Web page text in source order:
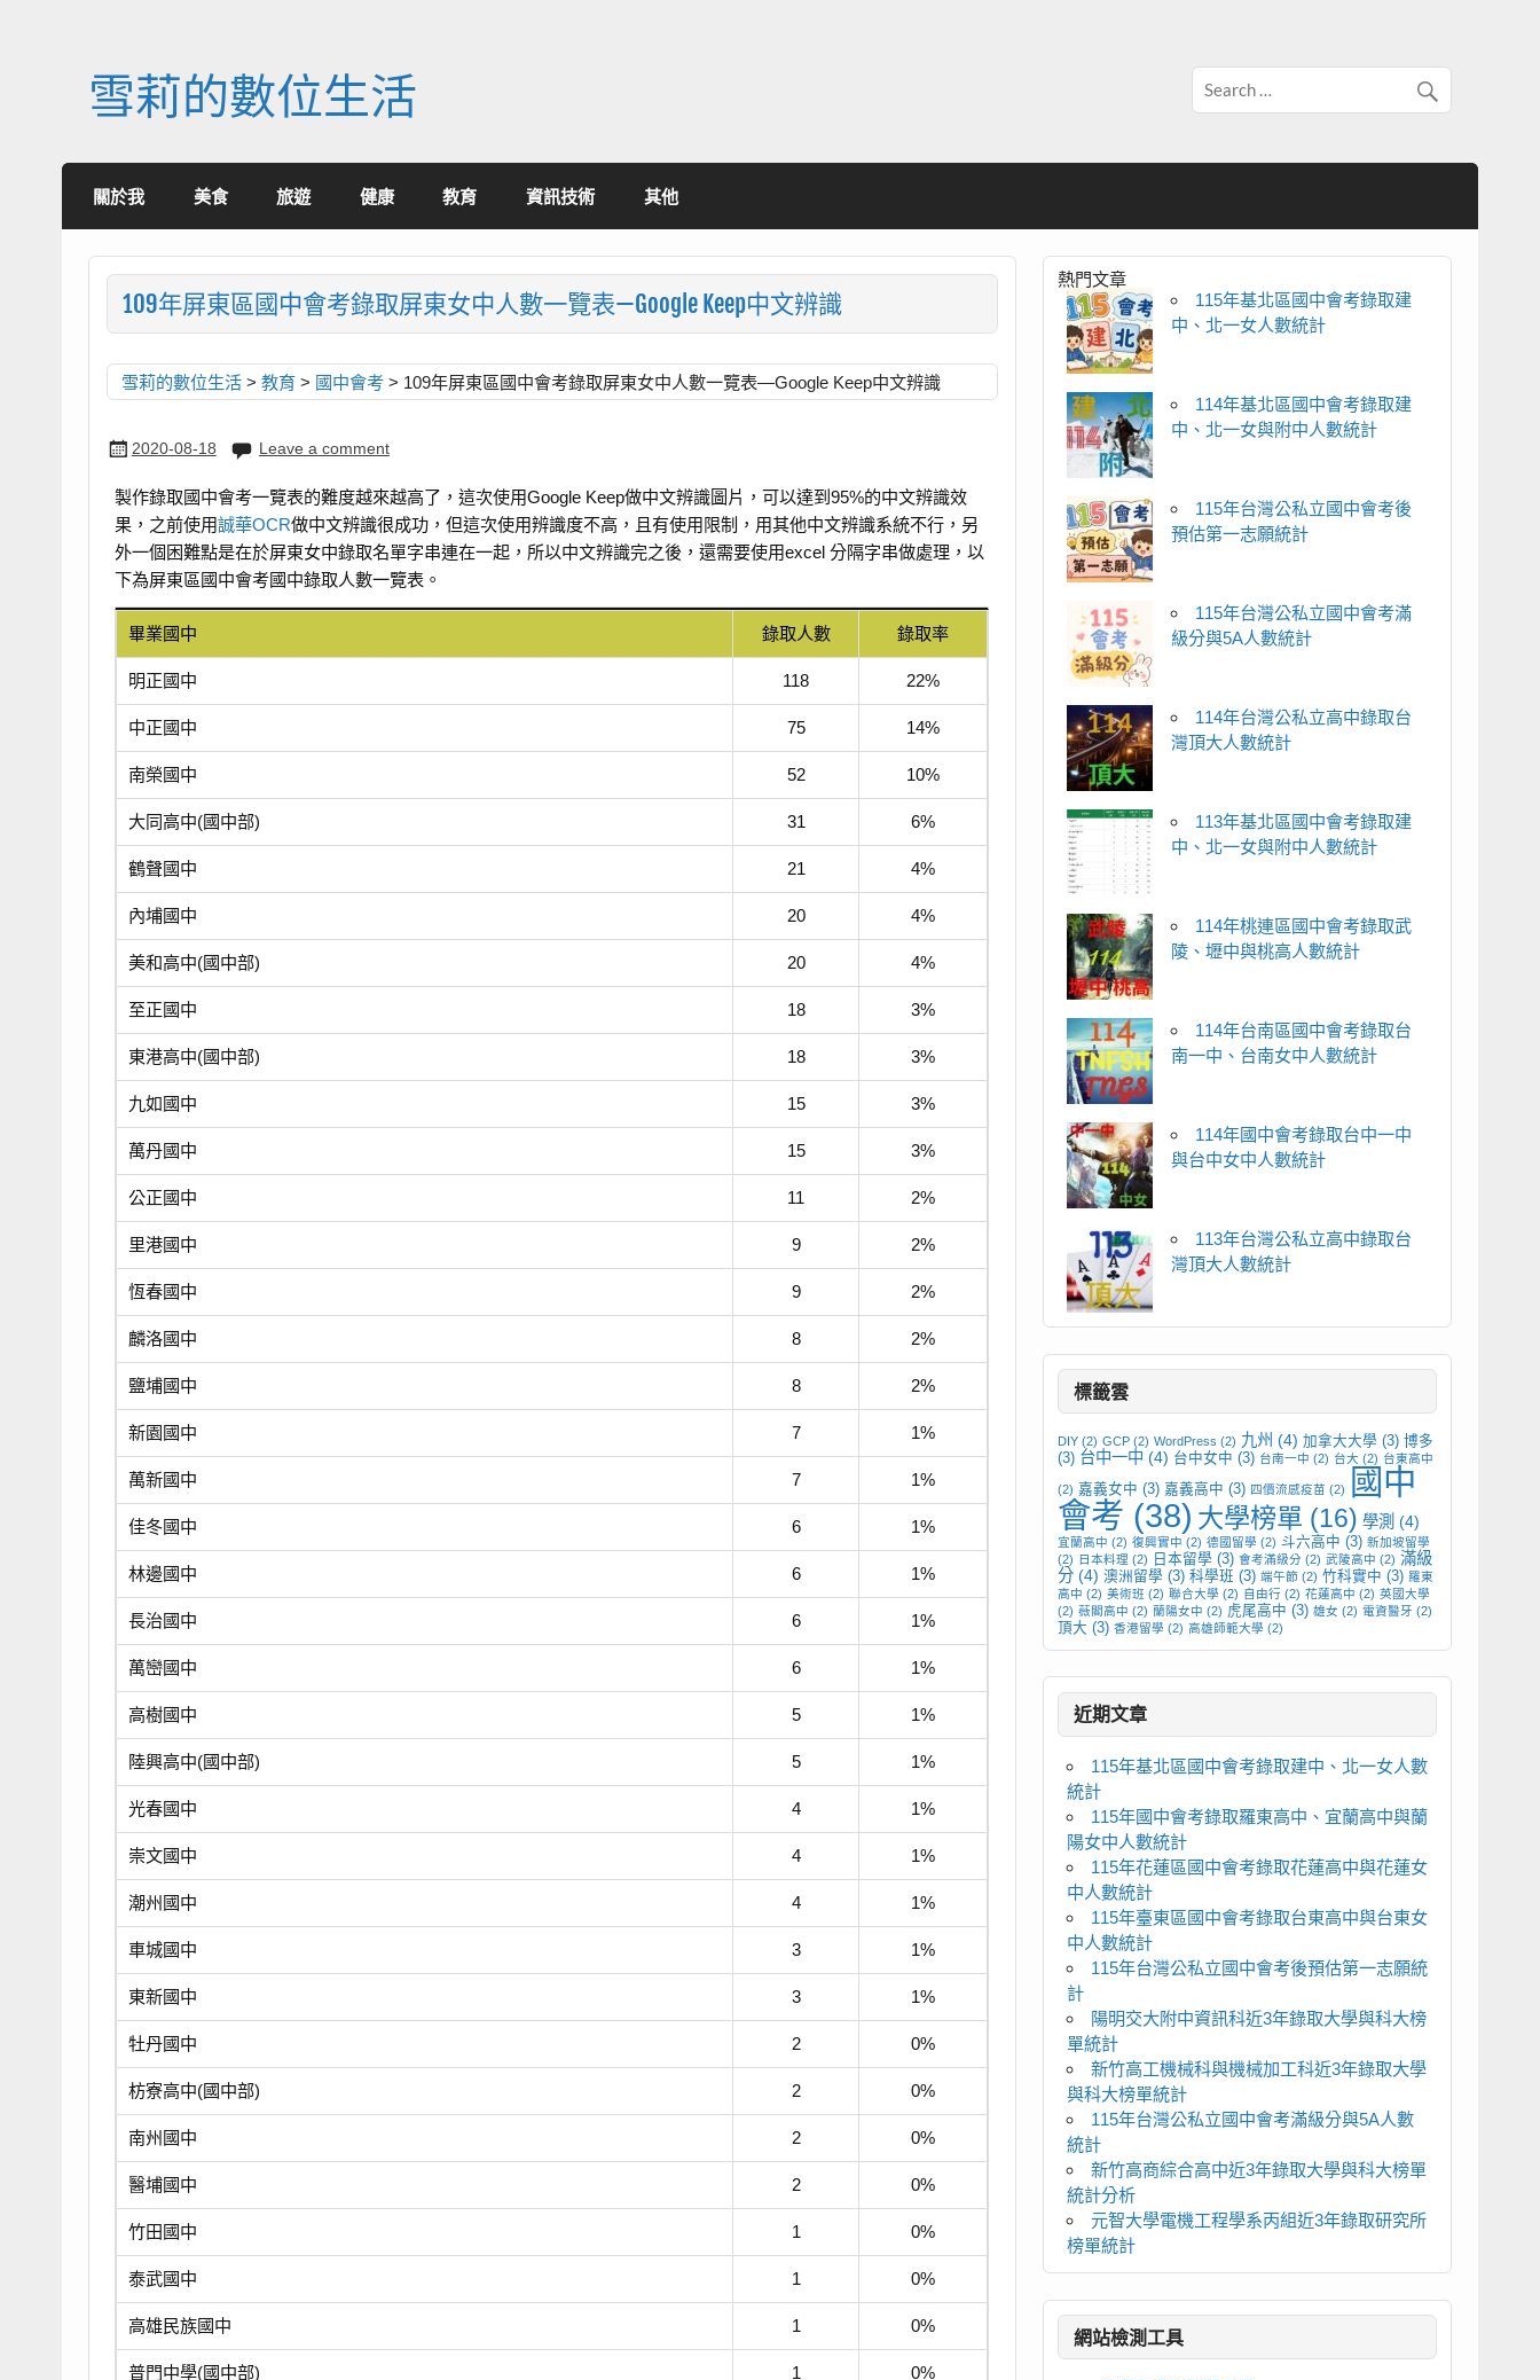
雪莉的數位生活
關於我 美食 旅遊 健康 教育 資訊技術 其他
109年屏東區國中會考錄取屏東女中人數一覽表—Google Keep中文辨識
雪莉的數位生活> 教育> 國中會考> 109年屏東區國中會考錄取屏東女中人數一覽表—Google Keep中文辨識
2020-08-18 Leave a comment
製作錄取國中會考一覽表的難度越來越高了，這次使用Google Keep做中文辨識圖片，可以達到95%的中文辨識效
果，之前使用誠華OCR做中文辨識很成功，但這次使用辨識度不高，且有使用限制，用其他中文辨識系統不行，另
外一個困難點是在於屏東女中錄取名單字串連在一起，所以中文辨識完之後，還需要使用excel 分隔字串做處理，以
下為屏東區國中會考國中錄取人數一覽表。
畢業國中 錄取人數 錄取率
明正國中 118 22%
中正國中 75 14%
南榮國中 52 10%
大同高中(國中部) 31 6%
鶴聲國中 21 4%
內埔國中 20 4%
美和高中(國中部) 20 4%
至正國中 18 3%
東港高中(國中部) 18 3%
九如國中 15 3%
萬丹國中 15 3%
公正國中 11 2%
里港國中 9 2%
恆春國中 9 2%
麟洛國中 8 2%
鹽埔國中 8 2%
新園國中 7 1%
萬新國中 7 1%
佳冬國中 6 1%
林邊國中 6 1%
長治國中 6 1%
萬巒國中 6 1%
高樹國中 5 1%
陸興高中(國中部) 5 1%
光春國中 4 1%
崇文國中 4 1%
潮州國中 4 1%
車城國中 3 1%
東新國中 3 1%
牡丹國中 2 0%
枋寮高中(國中部) 2 0%
南州國中 2 0%
醫埔國中 2 0%
竹田國中 1 0%
泰武國中 1 0%
高雄民族國中 1 0%
普門中學(國中部) 1 0%
熱門文章
115年基北區國中會考錄取建
中、北一女人數統計
114年基北區國中會考錄取建
中、北一女與附中人數統計
115年台灣公私立國中會考後
預估第一志願統計
115年台灣公私立國中會考滿
級分與5A人數統計
114年台灣公私立高中錄取台
灣頂大人數統計
113年基北區國中會考錄取建
中、北一女與附中人數統計
114年桃連區國中會考錄取武
陵、壢中與桃高人數統計
114年台南區國中會考錄取台
南一中、台南女中人數統計
114年國中會考錄取台中一中
與台中女中人數統計
113年台灣公私立高中錄取台
灣頂大人數統計
標籤雲
DIY (2) GCP (2) WordPress (2) 九州 (4) 加拿大大學 (3) 博多
(3) 台中一中 (4) 台中女中 (3) 台南一中 (2) 台大 (2) 台東高中
(2) 嘉義女中 (3) 嘉義高中 (3) 四價流感疫苗 (2)
國中
會考 (38) 大學榜單 (16) 學測 (4)
宜蘭高中 (2) 復興實中 (2) 德國留學 (2) 斗六高中 (3) 新加坡留學
(2) 日本料理 (2) 日本留學 (3) 會考滿級分 (2) 武陵高中 (2) 滿級
分 (4) 澳洲留學 (3) 科學班 (3) 端午節 (2) 竹科實中 (3) 羅東
高中 (2) 美術班 (2) 聯合大學 (2) 自由行 (2) 花蓮高中 (2) 英國大學
(2) 薇閣高中 (2) 蘭陽女中 (2) 虎尾高中 (3) 雄女 (2) 電資醫牙 (2)
頂大 (3) 香港留學 (2) 高雄師範大學 (2)
近期文章
115年基北區國中會考錄取建中、北一女人數
統計
115年國中會考錄取羅東高中、宜蘭高中與蘭
陽女中人數統計
115年花蓮區國中會考錄取花蓮高中與花蓮女
中人數統計
115年臺東區國中會考錄取台東高中與台東女
中人數統計
115年台灣公私立國中會考後預估第一志願統
計
陽明交大附中資訊科近3年錄取大學與科大榜
單統計
新竹高工機械科與機械加工科近3年錄取大學
與科大榜單統計
115年台灣公私立國中會考滿級分與5A人數
統計
新竹高商綜合高中近3年錄取大學與科大榜單
統計分析
元智大學電機工程學系丙組近3年錄取研究所
榜單統計
網站檢測工具